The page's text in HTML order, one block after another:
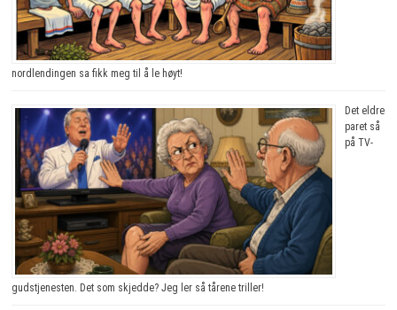
nordlendingen sa fikk meg til å le høyt!
Det eldre
paret så
på TV-
gudstjenesten. Det som skjedde? Jeg ler så tårene triller!